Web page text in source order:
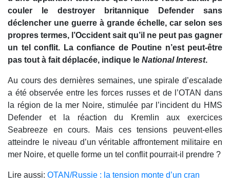
couler le destroyer britannique Defender sans
déclencher une guerre à grande échelle, car selon ses
propres termes, l’Occident sait qu’il ne peut pas gagner
un tel conflit. La confiance de Poutine n’est peut-être
pas tout à fait déplacée, indique le National Interest.
Au cours des dernières semaines, une spirale d’escalade
a été observée entre les forces russes et de l’OTAN dans
la région de la mer Noire, stimulée par l’incident du HMS
Defender et la réaction du Kremlin aux exercices
Seabreeze en cours. Mais ces tensions peuvent-elles
atteindre le niveau d’un véritable affrontement militaire en
mer Noire, et quelle forme un tel conflit pourrait-il prendre ?
Lire aussi: OTAN/Russie : la tension monte d’un cran